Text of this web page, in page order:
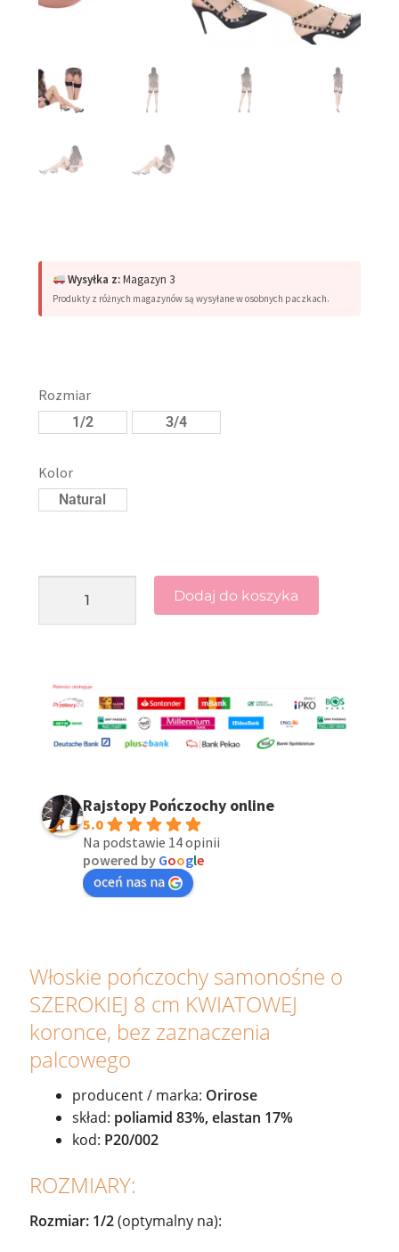
Wysyłka z:Magazyn 3
Produkty z różnych magazynów są wysyłane w osobnych paczkach.
Rozmiar
1/2 3/4
Kolor
Natural
Dodaj do koszyka
Rajstopy Pończochy online
5.0
Na podstawie 14 opinii
powered by Google
oceń nas na
Włoskie pończochy samonośne o
SZEROKIEJ 8 cm KWIATOWEJ
koronce, bez zaznaczenia
palcowego
producent / marka: Orirose
skład: poliamid 83%, elastan 17%
kod: P20/002
ROZMIARY:
Rozmiar: 1/2(optymalny na):